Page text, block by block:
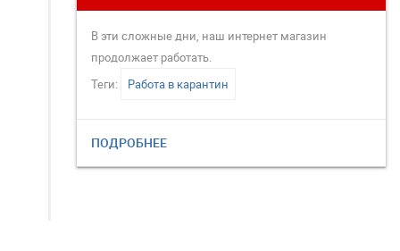
В эти сложные дни, наш интернет магазин
продолжает работать.
Теги:
Работа в карантин
ПОДРОБНЕЕ